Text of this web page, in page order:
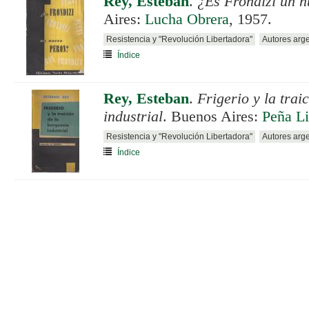
Aires: Lucha Obrera, 1957.
Resistencia y "Revolución Libertadora"
Autores
Índice
Rey, Esteban. Frigerio y la
industrial. Buenos Aires: Peña
Resistencia y "Revolución Libertadora"
Autores
Índice